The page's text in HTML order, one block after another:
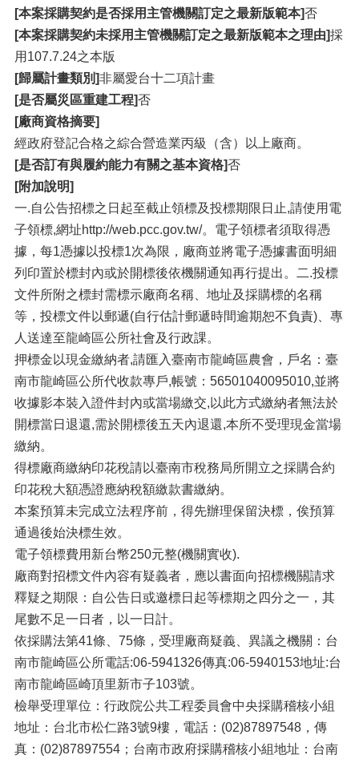
[本案採購契約是否採用主管機關訂定之最新版範本]否
[本案採購契約未採用主管機關訂定之最新版範本之理由]採
用107.7.24之本版
[歸屬計畫類別]非屬愛台十二項計畫
[是否屬災區重建工程]否
[廠商資格摘要]
經政府登記合格之綜合營造業丙級（含）以上廠商。
[是否訂有與履約能力有關之基本資格]否
[附加說明]
一.自公告招標之日起至截止領標及投標期限日止,請使用電
子領標,網址http://web.pcc.gov.tw/。電子領標者須取得憑
據，每1憑據以投標1次為限，廠商並將電子憑據書面明細
列印置於標封內或於開標後依機關通知再行提出。二.投標
文件所附之標封需標示廠商名稱、地址及採購標的名稱
等，投標文件以郵遞(自行估計郵遞時間逾期恕不負責)、專
人送達至龍崎區公所社會及行政課。
押標金以現金繳納者,請匯入臺南市龍崎區農會，戶名：臺
南市龍崎區公所代收款專戶,帳號：56501040095010,並將
收據影本裝入證件封內或當場繳交,以此方式繳納者無法於
開標當日退還,需於開標後五天內退還,本所不受理現金當場
繳納。
得標廠商繳納印花稅請以臺南市稅務局所開立之採購合約
印花稅大額憑證應納稅額繳款書繳納。
本案預算未完成立法程序前，得先辦理保留決標，俟預算
通過後始決標生效。
電子領標費用新台幣250元整(機關實收).
廠商對招標文件內容有疑義者，應以書面向招標機關請求
釋疑之期限：自公告日或邀標日起等標期之四分之一，其
尾數不足一日者，以一日計。
依採購法第41條、75條，受理廠商疑義、異議之機關：台
南市龍崎區公所電話:06-5941326傳真:06-5940153地址:台
南市龍崎區崎頂里新市子103號。
檢舉受理單位：行政院公共工程委員會中央採購稽核小組
地址：台北市松仁路3號9樓，電話：(02)87897548，傳
真：(02)87897554；台南市政府採購稽核小組地址：台南